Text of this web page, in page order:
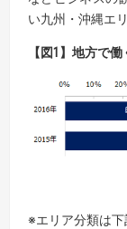
い九州・沖縄エ
【図1】地方で
※エリア分類は下